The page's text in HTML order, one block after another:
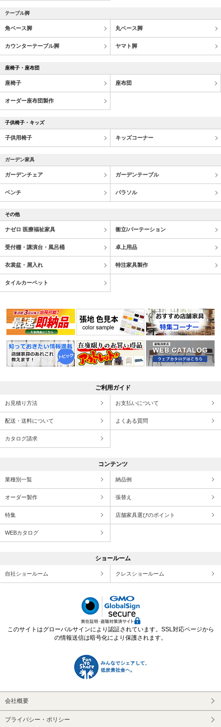
テーブル脚
角ベース脚 丸ベース脚
カウンターテーブル脚 ヤマト脚
座椅子・座布団
座椅子 座布団
オーダー座布団製作
子供椅子・キッズ
子供用椅子 キッズコーナー
ガーデン家具
ガーデンチェア ガーデンテーブル
ベンチ パラソル
その他
ナゼロ 医療福祉家具 衝立/パーテーション
受付棚・講演台・風呂桶 卓上用品
衣裳盆・屑入れ 特注家具製作
タイルカーペット
ご利用ガイド
お見積り方法 お支払いについて
配送・送料について よくある質問
カタログ請求
コンテンツ
業種別一覧 納品例
オーダー製作 張替え
特集 店舗家具選びのポイント
WEBカタログ
ショールーム
自社ショールーム クレスショールーム
このサイトはグローバルサインにより認証されています。SSL対応ページから
の情報送信は暗号化により保護されます。
会社概要
プライバシー・ポリシー